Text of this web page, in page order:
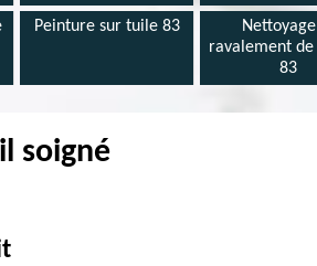
Peinture sur tuile 83
ravalement de
83
soigné